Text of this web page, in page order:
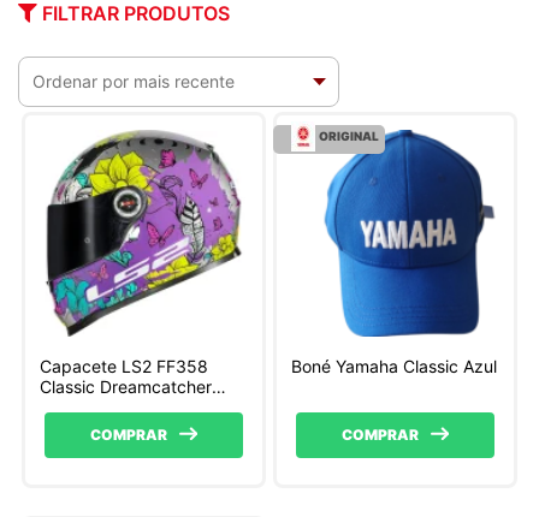
FILTRAR PRODUTOS
Capacete LS2 FF358
Classic Dreamcatcher
COMPRAR
ORIGINAL
Boné Yamaha Classic Azul
COMPRAR